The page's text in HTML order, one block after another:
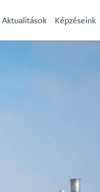
Képzéseink
Aktualitások